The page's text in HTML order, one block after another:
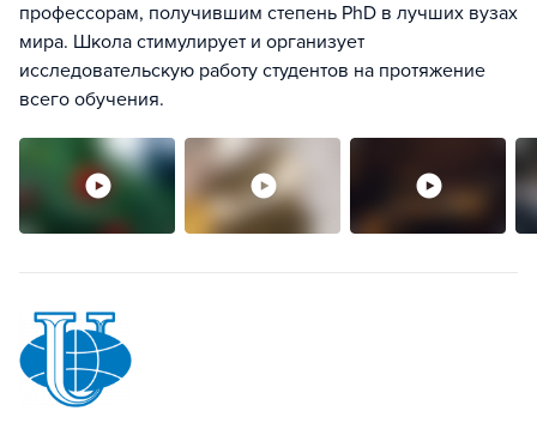
профессорам, получившим степень PhD в лучших вузах
мира. Школа стимулирует и организует
исследовательскую работу студентов на протяжение
всего обучения.